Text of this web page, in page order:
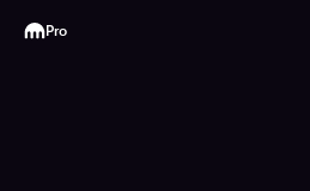
Kraken
Pro